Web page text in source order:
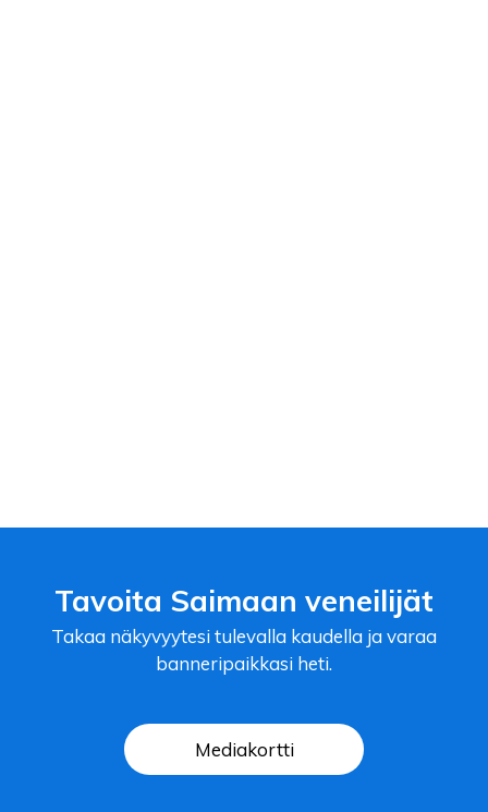
Tavoita Saimaan veneilijät
Takaa näkyvyytesi tulevalla kaudella ja varaa
banneripaikkasi heti.
Mediakortti